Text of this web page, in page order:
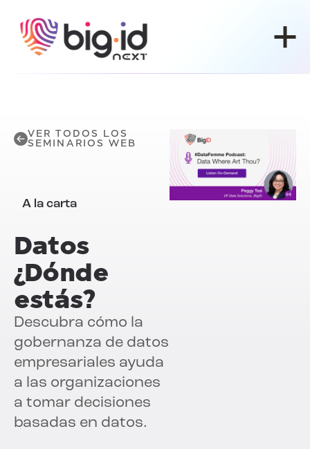
VER TODOS LOS
SEMINARIOS WEB
A la carta
Datos
¿Dónde
estás?
Descubra cómo la
gobernanza de datos
empresariales ayuda
a las organizaciones
a tomar decisiones
basadas en datos.